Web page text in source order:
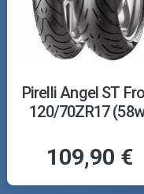
Pirelli Angel ST
120/70ZR17
109,90 €